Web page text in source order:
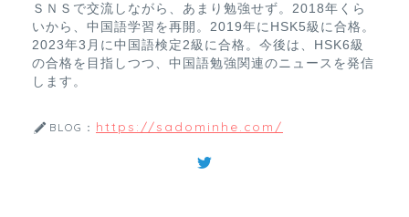
ＳＮＳで交流しながら、あまり勉強せず。2018年くら
いから、中国語学習を再開。2019年にHSK5級に合格。
2023年3月に中国語検定2級に合格。今後は、HSK6級
の合格を目指しつつ、中国語勉強関連のニュースを発信
します。
BLOG： https://sadominhe.com/